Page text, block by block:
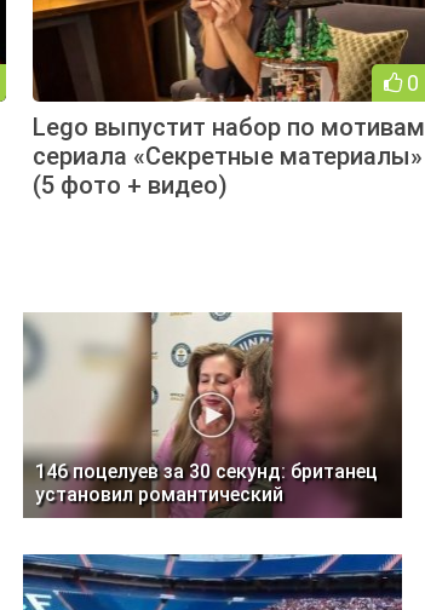
0
Lego выпустит набор по мотивам
сериала «Секретные материалы»
(5 фото + видео)
146 поцелуев за 30 секунд: британец
установил романтический